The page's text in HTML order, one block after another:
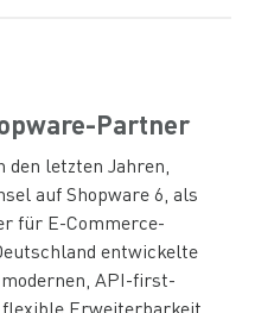
Partner
den letzten Jahren,
auf Shopware 6, als
für E-Commerce-
entwickelte
API-first-
Erweiterbarkeit